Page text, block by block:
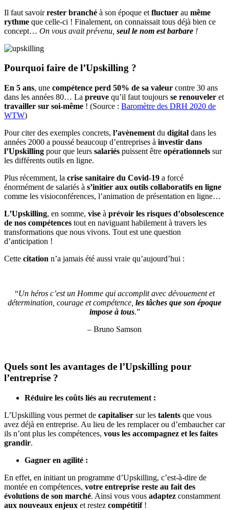
Il faut savoirrester branché à son époque et fluctuer au même
rythme que celle-ci ! Finalement, on connaissait tous déjà bien ce
concept… On vous avait prévenu, seul le nom est barbare !
Pourquoi faire de l’Upskilling ?
En 5 ans, une compétence perd 50% de sa valeur contre 30 ans
dans les années 80… La preuve qu’il faut toujours se renouveler et
travailler sur soi-même ! (Source : Baromètre des DRH 2020 de
WTW)
Pour citer des exemples concrets, l’avènement du digital dans les
années 2000 a poussé beaucoup d’entreprises à investir dans
l’Upskilling pour que leurs salariés puissent être opérationnels sur
les différents outils en ligne.
Plus récemment, la crise sanitaire du Covid-19 a forcé
énormément de salariés à s’initier aux outils collaboratifs en ligne
comme les visioconférences, l’animation de présentation en ligne…
L’Upskilling, en somme, vise à prévoir les risques d’obsolescence
de nos compétences tout en naviguant habilement à travers les
transformations que nous vivons. Tout est une question
d’anticipation !
Cette citation n’a jamais été aussi vraie qu’aujourd’hui :
“Un héros c’est un Homme qui accomplit avec dévouement et
détermination, courage et compétence, les tâches que son époque
impose à tous.”
– Bruno Samson
Quels sont les avantages de l’Upskilling pour
l’entreprise ?
Réduire les coûts liés au recrutement :
L’Upskilling vous permet de capitaliser sur les talents que vous
avez déjà en entreprise. Au lieu de les remplacer ou d’embaucher car
ils n’ont plus les compétences, vous les accompagnez et les faites
grandir.
Gagner en agilité :
En effet, en initiant un programme d’Upskilling, c’est-à-dire de
montée en compétences, votre entreprise reste au fait des
évolutions de son marché. Ainsi vous vous adaptez constamment
aux nouveaux enjeux et restez compétitif!